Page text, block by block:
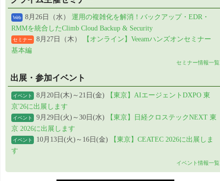
Web 8月26日（水） 運用の複雑化を解消！バックアップ・EDR・
RMMを統合したClimb Cloud Backup & Security
セミナー 8月27日（木）
【オンライン】Veeamハンズオンセミナー
基本編
セミナー情報一覧
出展・参加イベント
イベント 8月20日(木)～21日(金)
【東京】AIエージェントDXPO 東
京'26に出展します
イベント 9月29日(火)～30日(水)
【東京】日経クロステックNEXT 東
京 2026に出展します
イベント 10月13日(火)～16日(金)
【東京】CEATEC 2026に出展しま
す
イベント情報一覧